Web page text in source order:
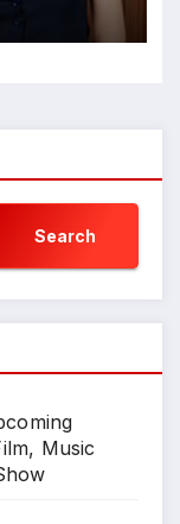
Kitchen
Search
Music